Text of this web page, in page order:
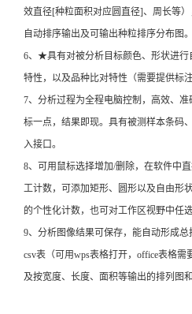
效直径[种粒面积对应圆直径]、周长等
自动排序输出及可输出种粒排序分布图。
6、★具有对被分析目标颜色、形状进行
特性，以及品种比对特性（需要提供标
7、分析过程为全程电脑控制，高效、
标一点，结果即现。具有被测样本条码
入接口。
8、可用鼠标选择增加/删除，在软件中
工计数，可添加矩形、圆形以及自由形
的个性化计数，也可对工作区视野中任
9、分析图像结果可保存，能自动形成
csv表（可用wps表格打开，office表格
及按宽度、长度、面积等输出的排列图和